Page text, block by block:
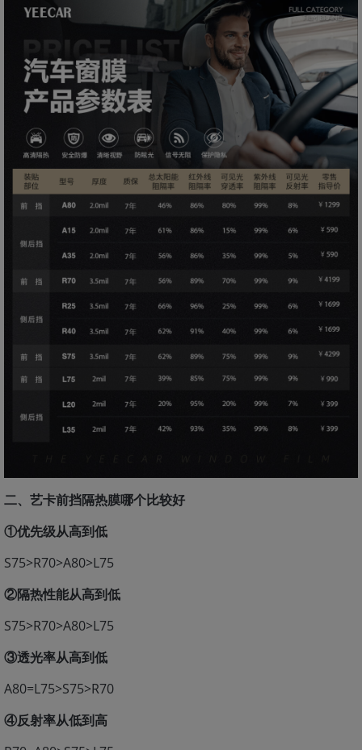
二、艺卡前挡隔热膜哪个比较好
①优先级从高到低
S75>R70>A80>L75
②隔热性能从高到低
S75>R70>A80>L75
③透光率从高到低
A80=L75>S75>R70
④反射率从低到高